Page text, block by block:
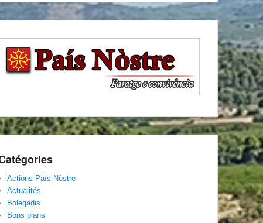
Actions País Nòstre
Actualités
Bolegadis
Bons plans